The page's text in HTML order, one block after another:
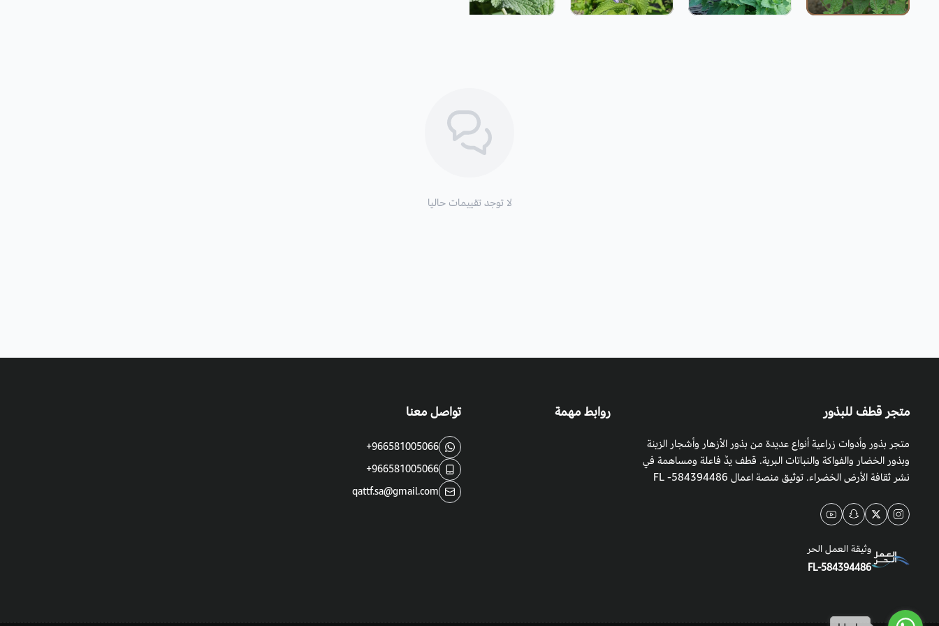
لا توجد تقييمات حاليا
متجر قطف للبذور
متجر بذور وأدوات زراعية أنواع عديدة من بذور الأزهار وأشجار الزينة
وبذور الخضار والفواكة والنباتات البرية. قطف يدٌ فاعلة ومساهمة في
نشر ثقافة الأرض الخضراء. توثيق منصة اعمال 584394486- FL
وثيقة العمل الحر
FL-584394486
روابط مهمة تواصل معنا
+966581005066
+966581005066
qattf.sa@gmail.com